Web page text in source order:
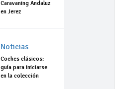
Caravaning Andaluz
en Jerez
Noticias
Coches clásicos:
guía para iniciarse
en la colección